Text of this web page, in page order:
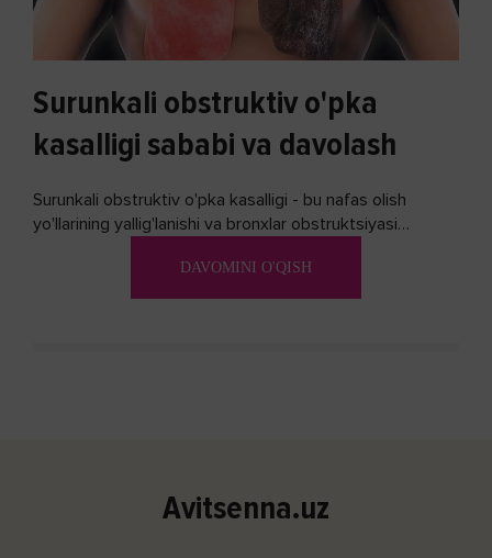
Surunkali obstruktiv o'pka
kasalligi sababi va davolash
Surunkali obstruktiv o'pka kasalligi - bu nafas olish
yo'llarining yallig'lanishi va bronxlar obstruktsiyasi
DAVOMINI O'QISH
Avitsenna.uz